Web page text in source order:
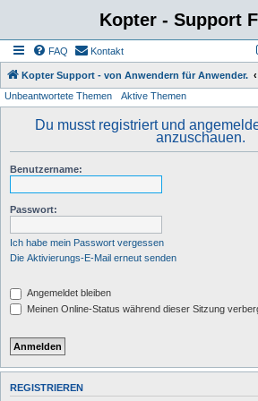
Kopter - Support
FAQ Kontakt
Kopter Support - von Anwendern für Anwender.
Unbeantwortete Themen Aktive Themen
Du musst registriert und
anzuschauen.
Benutzername:
Passwort:
Ich habe mein Passwort vergessen
Die Aktivierungs-E-Mail erneut senden
Angemeldet bleiben
Meinen Online-Status während dieser Sitzung
REGISTRIEREN